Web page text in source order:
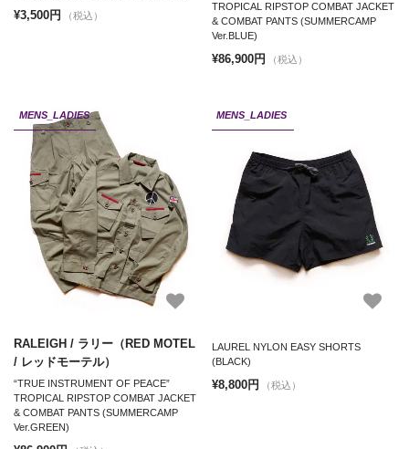
¥3,500円 （税込）
TROPICAL RIPSTOP COMBAT JACKET
& COMBAT PANTS (SUMMERCAMP
Ver.BLUE)
¥86,900円 （税込）
MENS_LADIES
RALEIGH / ラリー（RED MOTEL
/ レッドモーテル）
“TRUE INSTRUMENT OF PEACE”
TROPICAL RIPSTOP COMBAT JACKET
& COMBAT PANTS (SUMMERCAMP
Ver.GREEN)
MENS_LADIES
LAUREL NYLON EASY SHORTS
(BLACK)
¥8,800円 （税込）